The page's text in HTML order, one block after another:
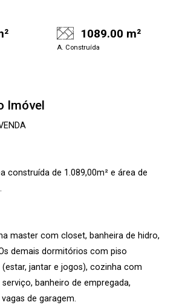
1089.00 m²
A. Construída
Imóvel
construída de 1.089,00m² e área de
master com closet, banheira de hidro,
demais dormitórios com piso
jantar e jogos), cozinha com
banheiro de empregada,
de garagem.